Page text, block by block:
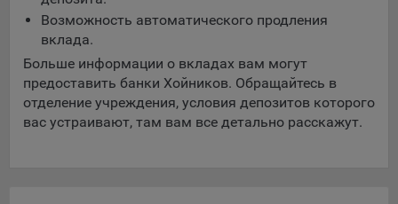
Возможность автоматического продления
вклада.
Больше информации о вкладах вам могут
предоставить банки Хойников. Обращайтесь в
отделение учреждения, условия депозитов которого
вас устраивают, там вам все детально расскажут.